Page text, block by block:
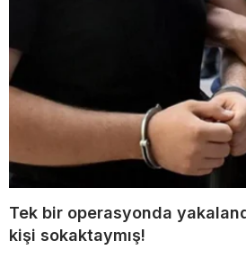
Tek bir operasyonda
kişi sokaktaymış!